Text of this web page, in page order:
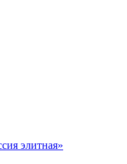
элитная»